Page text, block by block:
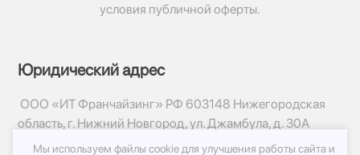
условия публичной оферты.
Юридический адрес
ООО «ИТ Франчайзинг» РФ 603148 Нижегородская
область, г. Нижний Новгород, ул. Джамбула, д. 30А
Мы используем файлы cookie для улучшения работы сайта и